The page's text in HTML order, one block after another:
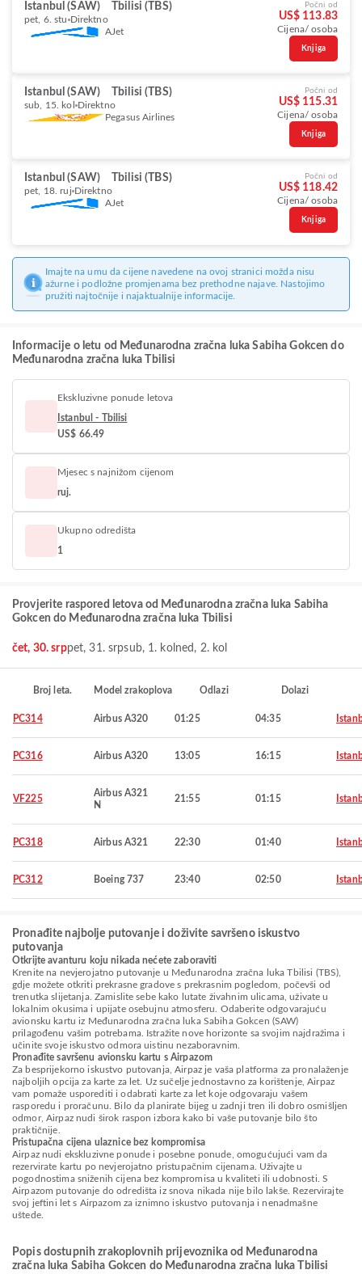
Istanbul (SAW) Tbilisi (TBS)
pet, 6. stu Direktno
AJet
Počni od
US$ 113.83
Cijena/ osoba
Knjiga
Istanbul (SAW) Tbilisi (TBS)
sub, 15. kol Direktno
Pegasus Airlines
Počni od
US$ 115.31
Cijena/ osoba
Knjiga
Istanbul (SAW) Tbilisi (TBS)
pet, 18. ruj Direktno
AJet
Počni od
US$ 118.42
Cijena/ osoba
Knjiga
Imajte na umu da cijene navedene na ovoj stranici možda nisu
ažurne i podložne promjenama bez prethodne najave. Nastojimo
pružiti najtočnije i najaktualnije informacije.
Informacije o letu od Međunarodna zračna luka Sabiha Gokcen do
Međunarodna zračna luka Tbilisi
Ekskluzivne ponude letova
Istanbul - Tbilisi
US$ 66.49
Mjesec s najnižom cijenom
ruj.
Ukupno odredišta
1
Provjerite raspored letova od Međunarodna zračna luka Sabiha
Gokcen do Međunarodna zračna luka Tbilisi
čet, 30. srppet, 31. srpsub, 1. kol ned, 2. kol
Broj leta. Model zrakoplova Odlazi Dolazi
PC314 Airbus A320 01:25 04:35
PC316 Airbus A320 13:05 16:15
VF225
Airbus A321
N
21:55 01:15
PC318 Airbus A321 22:30 01:40
PC312 Boeing 737 23:40 02:50
Pronađite najbolje putovanje i doživite savršeno iskustvo
putovanja
Otkrijte avanturu koju nikada nećete zaboraviti
Krenite na nevjerojatno putovanje u Međunarodna zračna luka Tbilisi (TBS),
gdje možete otkriti prekrasne gradove s prekrasnim pogledom, počevši od
trenutka slijetanja. Zamislite sebe kako lutate živahnim ulicama, uživate u
lokalnim okusima i upijate osebujnu atmosferu. Odaberite odgovarajuću
avionsku kartu iz Međunarodna zračna luka Sabiha Gokcen (SAW)
prilagođenu vašim potrebama. Istražite nove horizonte sa svojim najdražima i
učinite svoje iskustvo odmora uistinu nezaboravnim.
Pronađite savršenu avionsku kartu s Airpazom
Za besprijekorno iskustvo putovanja, Airpaz je vaša platforma za pronalaženje
najboljih opcija za karte za let. Uz sučelje jednostavno za korištenje, Airpaz
vam pomaže usporediti i odabrati karte za let koje odgovaraju vašem
rasporedu i proračunu. Bilo da planirate bijeg u zadnji tren ili dobro osmišljen
odmor, Airpaz nudi širok raspon izbora kako bi vaše putovanje bilo što
praktičnije.
Pristupačna cijena ulaznice bez kompromisa
Airpaz nudi ekskluzivne ponude i posebne ponude, omogućujući vam da
rezervirate kartu po nevjerojatno pristupačnim cijenama. Uživajte u
pogodnostima sniženih cijena bez kompromisa u kvaliteti ili udobnosti. S
Airpazom putovanje do odredišta iz snova nikada nije bilo lakše. Rezervirajte
svoj jeftini let s Airpazom za iznimno iskustvo putovanja i nenadmašne
uštede.
Popis dostupnih zrakoplovnih prijevoznika od Međunarodna
zračna luka Sabiha Gokcen do Međunarodna zračna luka Tbilisi